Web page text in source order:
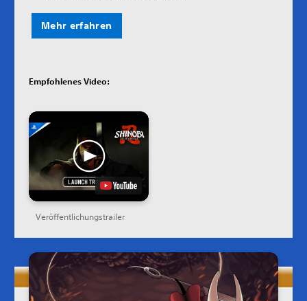
Mehr erfahren
Empfohlenes Video:
Veröffentlichungstrailer